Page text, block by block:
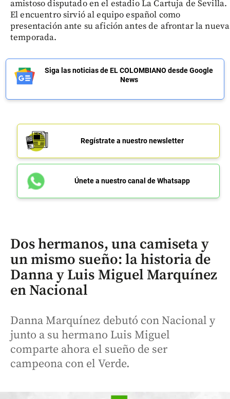
amistoso disputado en el estadio La Cartuja de Sevilla.
El encuentro sirvió al equipo español como
presentación ante su afición antes de afrontar la nueva
temporada.
Siga las noticias de EL COLOMBIANO desde Google
News
Regístrate a nuestro newsletter
Únete a nuestro canal de Whatsapp
Dos hermanos, una camiseta y
un mismo sueño: la historia de
Danna y Luis Miguel Marquínez
en Nacional
Danna Marquínez debutó con Nacional y
junto a su hermano Luis Miguel
comparte ahora el sueño de ser
campeona con el Verde.